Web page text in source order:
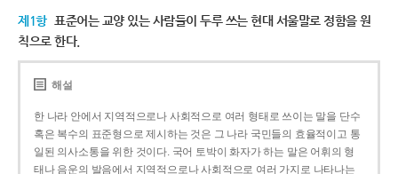
제1항 표준어는 교양 있는 사람들이 두루 쓰는 현대 서울말로 정함을 원
칙으로 한다.
해설
한 나라 안에서 지역적으로나 사회적으로 여러 형태로 쓰이는 말을 단수
혹은 복수의 표준형으로 제시하는 것은 그 나라 국민들의 효율적이고 통
일된 의사소통을 위한 것이다. 국어 토박이 화자가 하는 말은 어휘의 형
태나 음운의 발음에서 지역적으로나 사회적으로 여러 가지로 나타나는